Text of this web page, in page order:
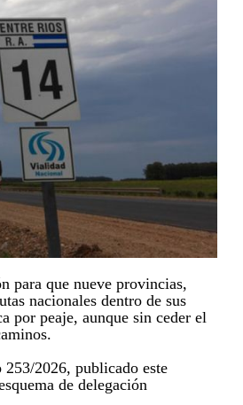
para que nueve provincias,
nacionales dentro de sus
por peaje, aunque sin ceder el
2026, publicado este
de delegación